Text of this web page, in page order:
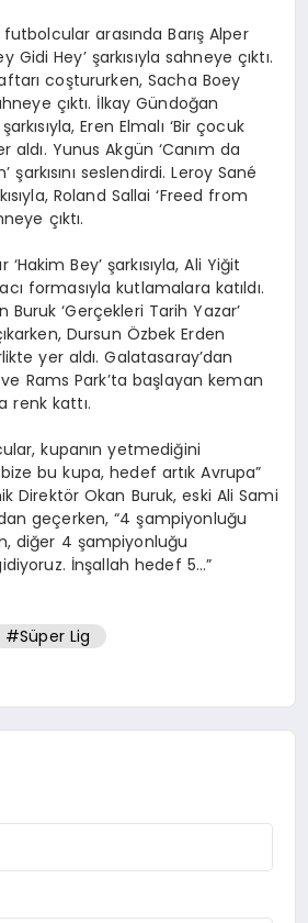
arasında Barış Alper
Gidi Hey’ şarkısıyla sahneye çıktı.
coştururken, Sacha Boey
çıktı. İlkay Gündoğan
Eren Elmalı ‘Bir çocuk
aldı. Yunus Akgün ‘Canım da
seslendirdi. Leroy Sané
Roland Sallai ‘Freed from
çıktı.
Bey’ şarkısıyla, Ali Yiğit
formasıyla kutlamalara katıldı.
Buruk ‘Gerçekleri Tarih Yazar’
Dursun Özbek Erden
yer aldı. Galatasaray’dan
Rams Park’ta başlayan keman
renk kattı.
kupanın yetmediğini
bu kupa, hedef artık Avrupa”
Direktör Okan Buruk, eski Ali Sami
geçerken, “4 şampiyonluğu
diğer 4 şampiyonluğu
İnşallah hedef 5…”
#Süper Lig